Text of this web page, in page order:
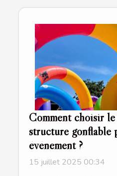
Comment choisir
structure gonflable
événement ?
15 juillet 2025 00:34